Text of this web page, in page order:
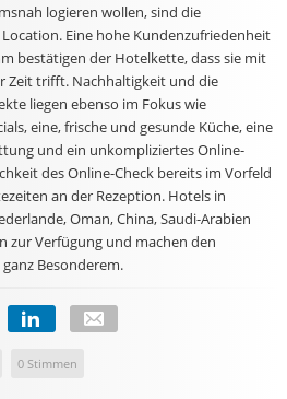
logieren wollen, sind die
Eine hohe Kundenzufriedenheit
bestätigen der Hotelkette, dass sie mit
Zeit trifft. Nachhaltigkeit und die
liegen ebenso im Fokus wie
eine, frische und gesunde Küche, eine
und ein unkompliziertes Online-
des Online-Check bereits im Vorfeld
an der Rezeption. Hotels in
Oman, China, Saudi-Arabien
zur Verfügung und machen den
Besonderem.
0 Stimmen